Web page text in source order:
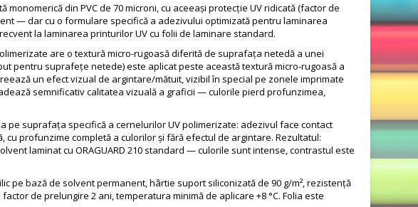
monomerică din PVC de 70 microni, cu aceeași protecție UV ridicată (factor de
— dar cu o formulare specifică a adezivului optimizată pentru laminarea
la laminarea printurilor UV cu folii de laminare standard.
are o textură micro-rugoasă diferită de suprafața netedă a unei
pentru suprafețe netede) este aplicat peste această textură micro-rugoasă a
un efect vizual de argintare/mătuit, vizibil în special pe zonele imprimate
semnificativ calitatea vizuală a graficii — culorile pierd profunzimea,
pe suprafața specifică a cernelurilor UV polimerizate: adezivul face contact
profunzime completă a culorilor și fără efectul de argintare. Rezultatul:
laminat cu ORAGUARD 210 standard — culorile sunt intense, contrastul este
pe bază de solvent permanent, hârtie suport siliconizată de 90 g/m², rezistență
de prelungire 2 ani, temperatura minimă de aplicare +8 °C. Folia este